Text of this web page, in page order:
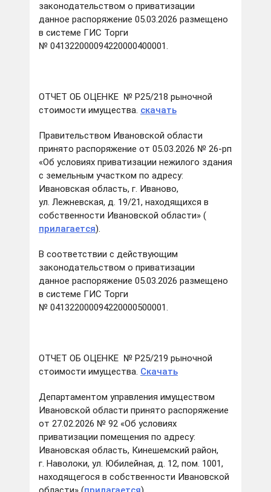
законодательством о приватизации
данное распоряжение 05.03.2026 размещено
в системе ГИС Торги
№ 041322000094220000400001.
ОТЧЕТ ОБ ОЦЕНКЕ № Р25/218 рыночной
стоимости имущества. скачать
Правительством Ивановской области
принято распоряжение от 05.03.2026 № 26-рп
«Об условиях приватизации нежилого здания
с земельным участком по адресу:
Ивановская область, г. Иваново,
ул. Лежневская, д. 19/21, находящихся в
собственности Ивановской области» (
прилагается).
В соответствии с действующим
законодательством о приватизации
данное распоряжение 05.03.2026 размещено
в системе ГИС Торги
№ 041322000094220000500001.
ОТЧЕТ ОБ ОЦЕНКЕ № Р25/219 рыночной
стоимости имущества. Скачать
Департаментом управления имуществом
Ивановской области принято распоряжение
от 27.02.2026 № 92 «Об условиях
приватизации помещения по адресу:
Ивановская область, Кинешемский район,
г. Наволоки, ул. Юбилейная, д. 12, пом. 1001,
находящегося в собственности Ивановской